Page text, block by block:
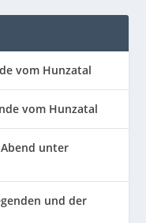
vom Hunzatal
vom Hunzatal
Abend unter
und der